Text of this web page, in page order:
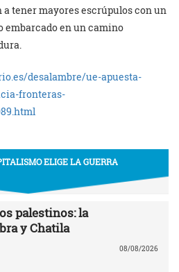
tener mayores escrúpulos con un
embarcado en un camino
desalambre/ue-apuesta-
fronteras-
ELIGE LA GUERRA
palestinos: la
y Chatila
08/08/2026